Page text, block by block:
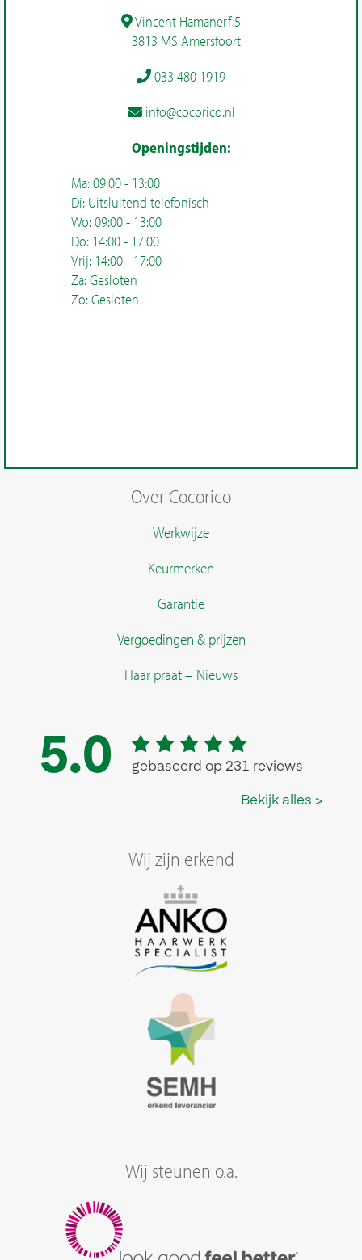
Vincent Hamanerf 5
3813 MS Amersfoort
033 480 1919
info@cocorico.nl
Openingstijden:
Ma: 09:00 - 13:00
Di: Uitsluitend telefonisch
Wo: 09:00 - 13:00
Do: 14:00 - 17:00
Vrij: 14:00 - 17:00
Za: Gesloten
Zo: Gesloten
Over Cocorico
Werkwijze
Keurmerken
Garantie
Vergoedingen & prijzen
Haar praat – Nieuws
Wij zijn erkend
Wij steunen o.a.